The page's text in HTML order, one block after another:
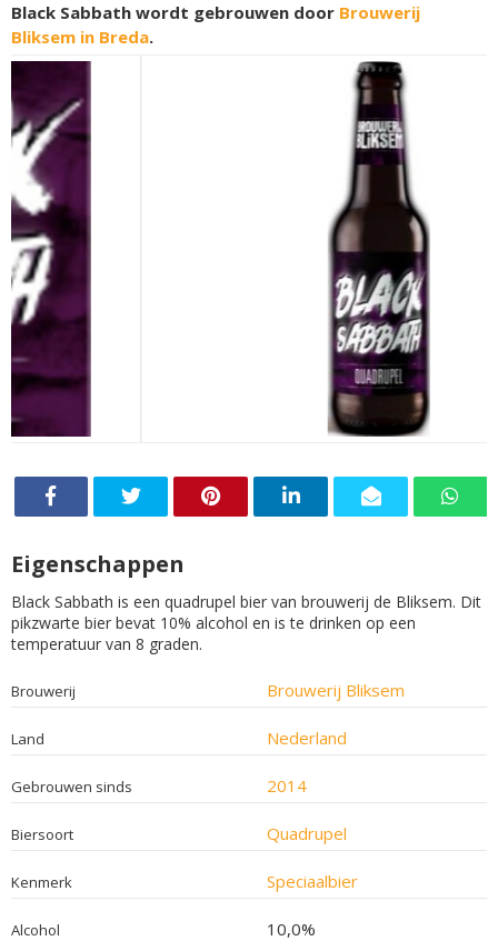
Black Sabbath wordt gebrouwen door Brouwerij
Bliksem in Breda.
Eigenschappen
Black Sabbath is een quadrupel bier van brouwerij de Bliksem. Dit
pikzwarte bier bevat 10% alcohol en is te drinken op een
temperatuur van 8 graden.
Brouwerij Brouwerij Bliksem
Land Nederland
Gebrouwen sinds 2014
Biersoort Quadrupel
Kenmerk Speciaalbier
Alcohol 10,0%